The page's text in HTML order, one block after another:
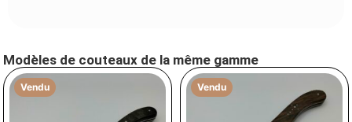
Modèles de couteaux de la même gamme
Vendu Vendu